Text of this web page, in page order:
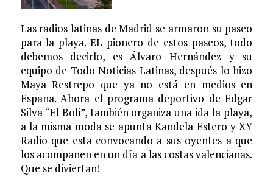
Las radios latinas de Madrid se armaron su paseo
para la playa. EL pionero de estos paseos, todo
debemos decirlo, es Álvaro Hernández y su
equipo de Todo Noticias Latinas, después lo hizo
Maya Restrepo que ya no está en medios en
España. Ahora el programa deportivo de Edgar
Silva “El Boli”, también organiza una ida la playa,
a la misma moda se apunta Kandela Estero y XY
Radio que esta convocando a sus oyentes a que
los acompañen en un día a las costas valencianas.
Que se diviertan!